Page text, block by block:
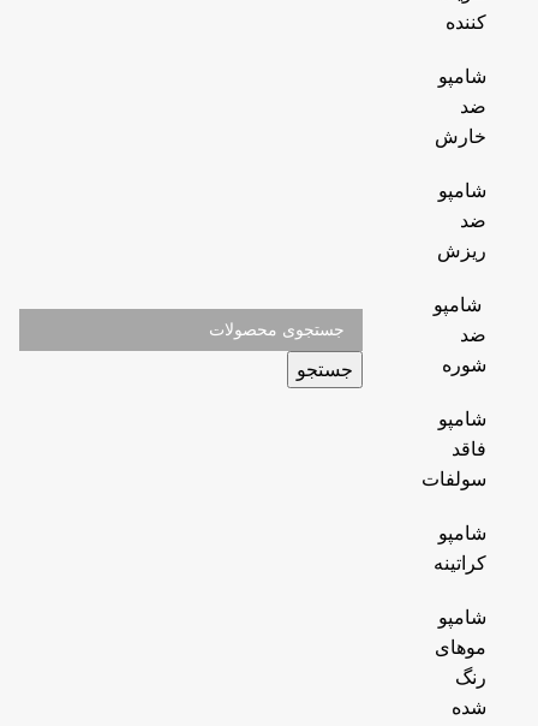
کننده
شامپو
ضد
خارش
شامپو
ضد
ریزش
شامپو
ضد
شوره
شامپو
فاقد
سولفات
شامپو
کراتینه
شامپو
موهای
رنگ
شده
جستجو